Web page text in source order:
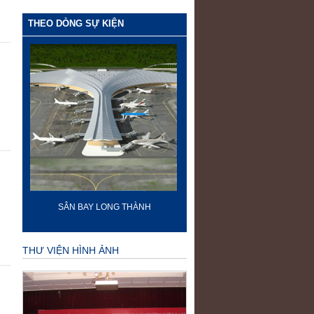
THEO DÒNG SỰ KIỆN
SÂN BAY LONG THÀNH
THƯ VIỆN HÌNH ẢNH